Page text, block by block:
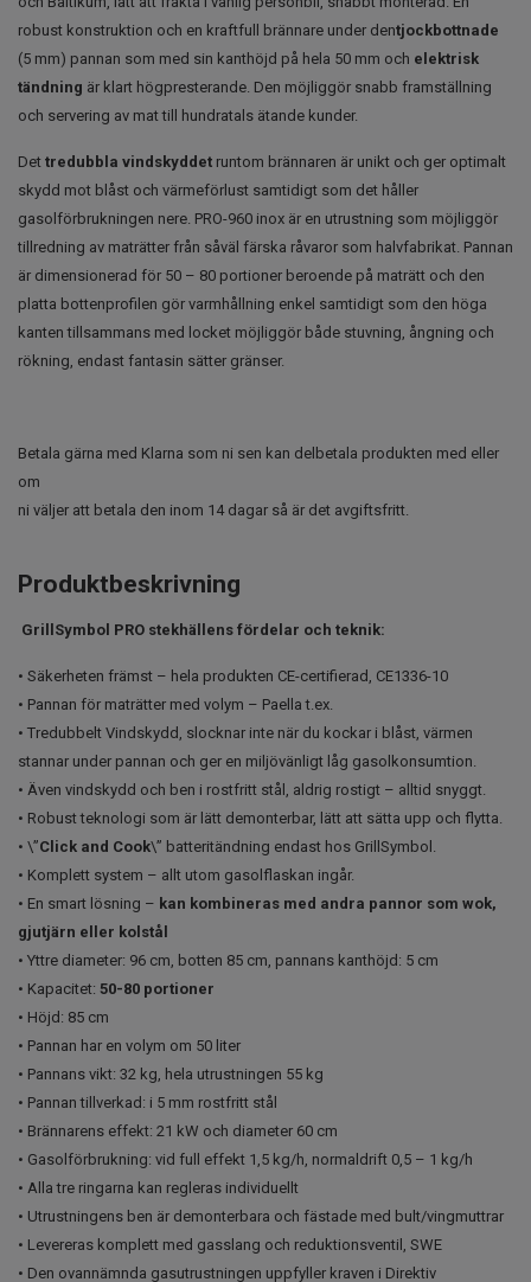
robust konstruktion och en kraftfull brännare under dentjockbottnade
(5 mm) pannan som med sin kanthöjd på hela 50 mm och elektrisk
tändning är klart högpresterande. Den möjliggör snabb framställning
och servering av mat till hundratals ätande kunder.
Det tredubbla vindskyddet runtom brännaren är unikt och ger optimalt
skydd mot blåst och värmeförlust samtidigt som det håller
gasolförbrukningen nere. PRO-960 inox är en utrustning som möjliggör
tillredning av maträtter från såväl färska råvaror som halvfabrikat. Pannan
är dimensionerad för 50 – 80 portioner beroende på maträtt och den
platta bottenprofilen gör varmhållning enkel samtidigt som den höga
kanten tillsammans med locket möjliggör både stuvning, ångning och
rökning, endast fantasin sätter gränser.
Betala gärna med Klarna som ni sen kan delbetala produkten med eller
om
ni väljer att betala den inom 14 dagar så är det avgiftsfritt.
Produktbeskrivning
GrillSymbol PRO stekhällens fördelar och teknik:
• Säkerheten främst – hela produkten CE-certifierad, CE1336-10
• Pannan för maträtter med volym – Paella t.ex.
• Tredubbelt Vindskydd, slocknar inte när du kockar i blåst, värmen
stannar under pannan och ger en miljövänligt låg gasolkonsumtion.
• Även vindskydd och ben i rostfritt stål, aldrig rostigt – alltid snyggt.
• Robust teknologi som är lätt demonterbar, lätt att sätta upp och flytta.
• \”Click and Cook\” batteritändning endast hos GrillSymbol.
• Komplett system – allt utom gasolflaskan ingår.
• En smart lösning – kan kombineras med andra pannor som wok,
gjutjärn eller kolstål
• Yttre diameter: 96 cm, botten 85 cm, pannans kanthöjd: 5 cm
• Kapacitet: 50-80 portioner
• Höjd: 85 cm
• Pannan har en volym om 50 liter
• Pannans vikt: 32 kg, hela utrustningen 55 kg
• Pannan tillverkad: i 5 mm rostfritt stål
• Brännarens effekt: 21 kW och diameter 60 cm
• Gasolförbrukning: vid full effekt 1,5 kg/h, normaldrift 0,5 – 1 kg/h
• Alla tre ringarna kan regleras individuellt
• Utrustningens ben är demonterbara och fästade med bult/vingmuttrar
• Levereras komplett med gasslang och reduktionsventil, SWE
• Den ovannämnda gasutrustningen uppfyller kraven i Direktiv